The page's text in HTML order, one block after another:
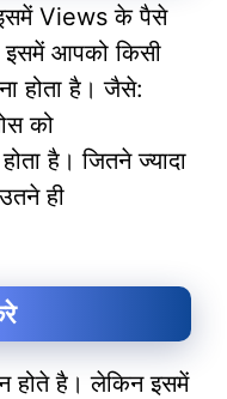
Views के पैसे
आपको किसी
होता है। जैसे:
को
है। जितने ज्यादा
ही
होते है। लेकिन इसमें